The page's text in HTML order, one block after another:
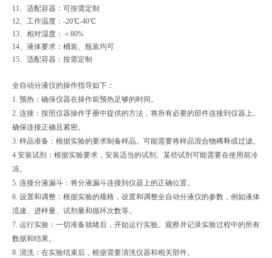
11、 适配容器：可按需定制
12、 工作温度：-20℃-40℃
13、 相对湿度：＜80%
14、 液体要求 ： 桶装、瓶装均可
15、 适配容器 ： 按需定制
全自动分液仪的操作指导如下：
1. 预热：确保仪器在操作前预热足够的时间。
2. 连接：按照仪器操作手册中提供的方法，将所有必要的部件连接到仪器上。
确保连接正确且紧密。
3. 样品准备：根据实验的要求制备样品。可能需要将样品混合物稀释或过滤。
4 安装试剂：根据实验要求，安装适当的试剂。某些试剂可能需要在使用前冷
冻。
5. 连接分液漏斗：将分液漏斗连接到仪器上的正确位置。
6. 设置和调整：根据实验的规格，设置和调整全自动分液仪的参数，例如液体
流速、进样量、试剂量和循环次数等。
7. 运行实验：一切准备就绪后，开始运行实验。观察并记录实验过程中的所有
数据和结果。
8. 清洗：在实验结束后，根据需要清洗仪器和相关部件。